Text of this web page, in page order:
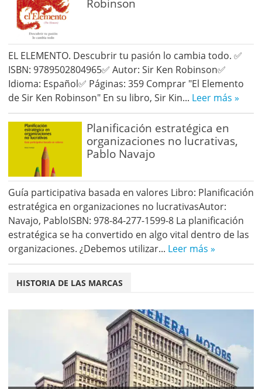
Robinson
EL ELEMENTO. Descubrir tu pasión lo cambia todo. ✅
ISBN: 9789502804965✅ Autor: Sir Ken Robinson✅
Idioma: Español✅ Páginas: 359 Comprar "El Elemento
de Sir Ken Robinson" En su libro, Sir Kin... Leer más »
Planificación estratégica en
organizaciones no lucrativas,
Pablo Navajo
Guía participativa basada en valores Libro: Planificación
estratégica en organizaciones no lucrativasAutor:
Navajo, PabloISBN: 978-84-277-1599-8 La planificación
estratégica se ha convertido en algo vital dentro de las
organizaciones. ¿Debemos utilizar... Leer más »
HISTORIA DE LAS MARCAS